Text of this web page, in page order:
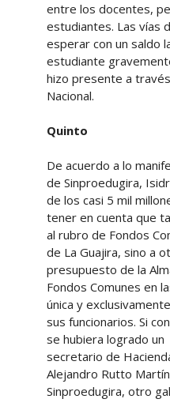
entre los docentes,
estudiantes. Las vías
esperar con un saldo
estudiante
hizo presente a
Nacional.
Quinto
De acuerdo a lo
de Sinproedugira,
de los casi 5 mil
tener en cuenta que
al rubro de Fondos
de La Guajira, sino a
presupuesto de la
Fondos Comunes en
única y
sus funcionarios. Si
se hubiera logrado
secretario de
Alejandro Rutto
Sinproedugira, otro